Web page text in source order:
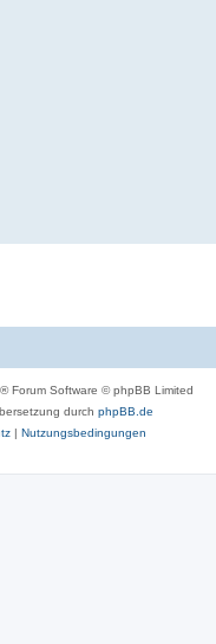
® Forum Software © phpBB Limited
durch phpBB.de
| Nutzungsbedingungen